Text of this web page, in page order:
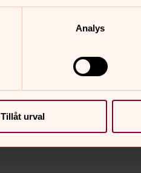
Analys
Tillåt urval
fre
7